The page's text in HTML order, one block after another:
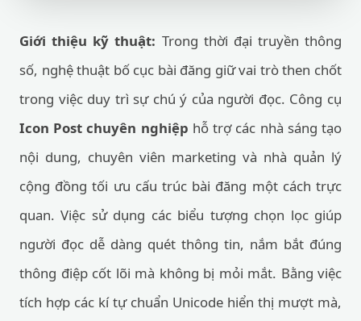
Giới thiệu kỹ thuật: Trong thời đại truyền thông
số, nghệ thuật bố cục bài đăng giữ vai trò then chốt
trong việc duy trì sự chú ý của người đọc. Công cụ
Icon Post chuyên nghiệp hỗ trợ các nhà sáng tạo
nội dung, chuyên viên marketing và nhà quản lý
cộng đồng tối ưu cấu trúc bài đăng một cách trực
quan. Việc sử dụng các biểu tượng chọn lọc giúp
người đọc dễ dàng quét thông tin, nắm bắt đúng
thông điệp cốt lõi mà không bị mỏi mắt. Bằng việc
tích hợp các kí tự chuẩn Unicode hiển thị mượt mà,